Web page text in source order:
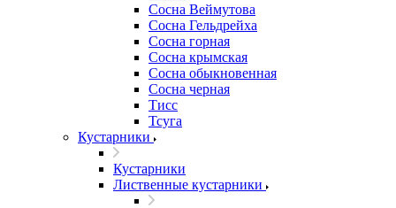
Сосна Веймутова
Сосна Гельдрейха
Сосна горная
Сосна крымская
Сосна обыкновенная
Сосна черная
Тисс
Тсуга
Кустарники
Кустарники
Лиственные кустарники